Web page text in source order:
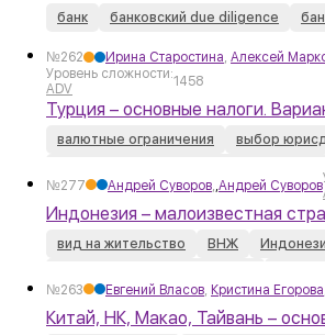
банк банковский due diligence
№262 Ирина Старостина, Алексей
Уровень сложности:
ADV
1458
Турция – основные налоги.
валютные ограничения выбор
№277
Андрей Суворов Андрей Суворов
Индонезия – малоизвестная
вид на жительство ВНЖ
№263
Евгений Власов, Кристина Егорова
Китай, НК, Макао, Тайвань –